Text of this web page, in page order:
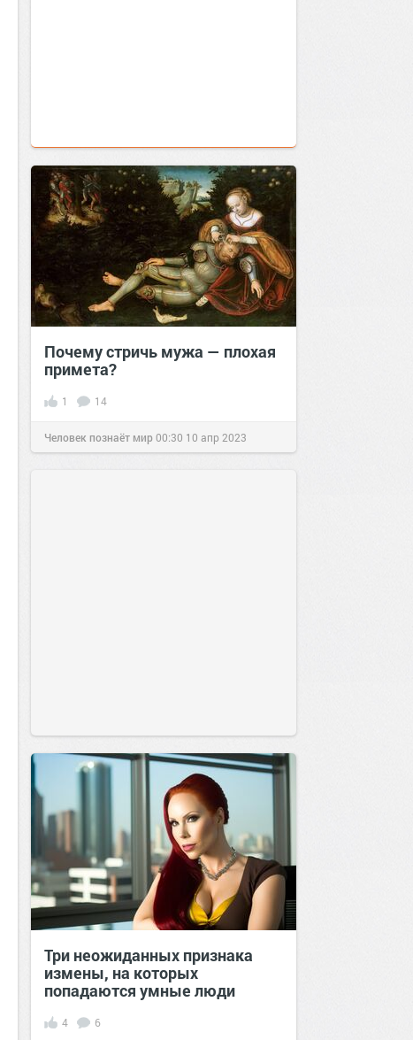
Почему стричь мужа — плохая
примета?
1 14
Человек познаёт мир00:30 10 апр 2023
Три неожиданных признака
измены, на которых
попадаются умные люди
4 6